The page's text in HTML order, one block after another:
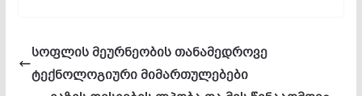
სოფლის მეურნეობის თანამედროვე
ტექნოლოგიური მიმართულებები